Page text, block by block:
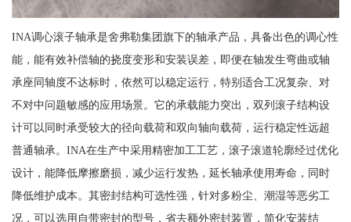
INA调心滚子轴承是舍弗勒集团旗下的轴承产品，具备出色的调心性
能，能有效补偿轴的挠度变形和安装误差，即便在轴发生弯曲或轴
承座同轴度不达标时，依然可以稳定运行，特别适合工况复杂、对
不对中问题敏感的应用场景。它的承载能力突出，双列滚子结构设
计可以同时承受较大的径向载荷和双向轴向载荷，运行稳定性远超
普通轴承。INA在生产中采用精密加工工艺，滚子滚道轮廓经过优化
设计，能降低摩擦磨损，减少运行发热，延长轴承使用寿命，同时
降低维护成本。其密封结构可选性强，针对多粉尘、潮湿等恶劣工
况，可以选用自带密封的型号，省去额外密封装置，简化安装结